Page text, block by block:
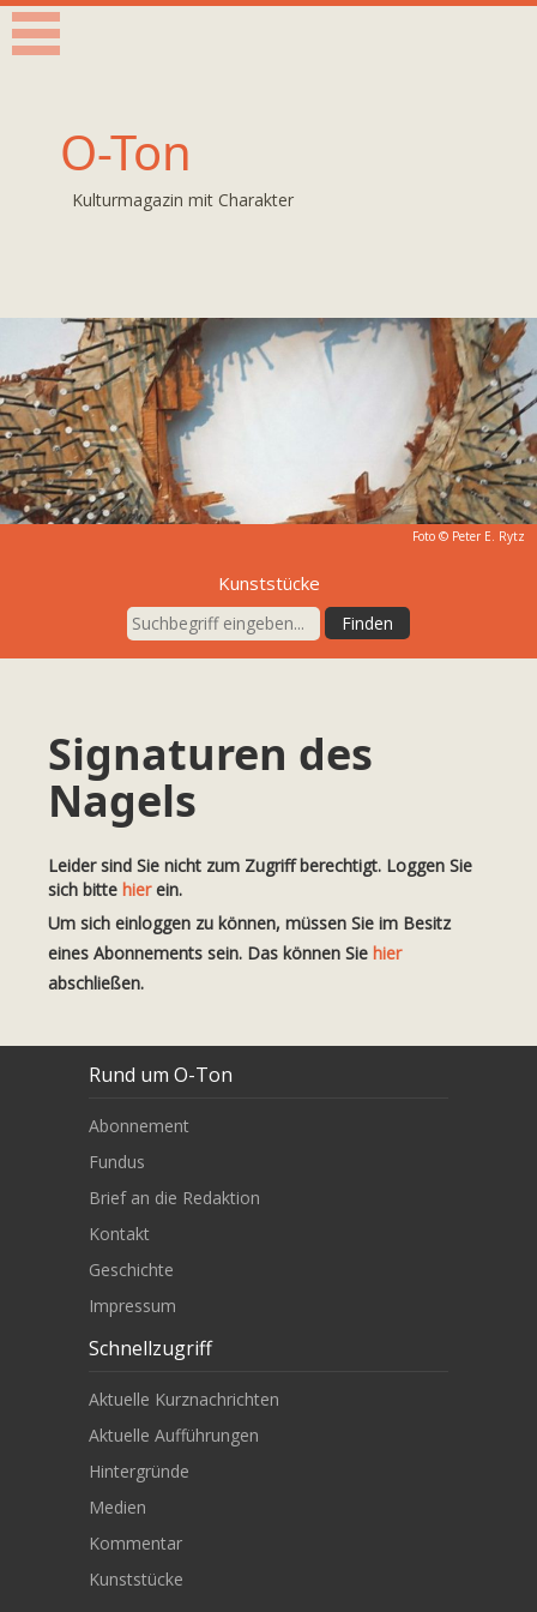
O-Ton
Kulturmagazin mit Charakter
Foto © Peter E. Rytz
Kunststücke
Signaturen des
Nagels
Leider sind Sie nicht zum Zugriff berechtigt. Loggen Sie
sich bitte hierein.
Um sich einloggen zu können, müssen Sie im Besitz
eines Abonnements sein. Das können Sie hier
abschließen.
Rund um O-Ton
Abonnement
Fundus
Brief an die Redaktion
Kontakt
Geschichte
Impressum
Schnellzugriff
Aktuelle Kurznachrichten
Aktuelle Aufführungen
Hintergründe
Medien
Kommentar
Kunststücke